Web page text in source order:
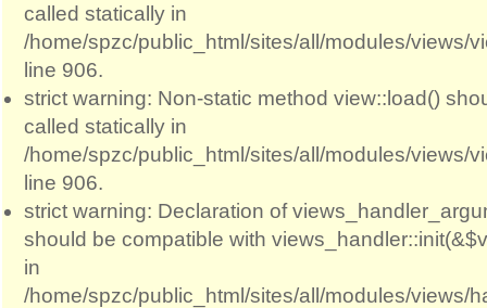
called statically in
/home/spzc/public_html/sites/all/modules/views/
line 906.
strict warning: Non-static method view::load()
called statically in
/home/spzc/public_html/sites/all/modules/views/
line 906.
strict warning: Declaration of
should be compatible with
in
/home/spzc/public_html/sites/all/modules/views/